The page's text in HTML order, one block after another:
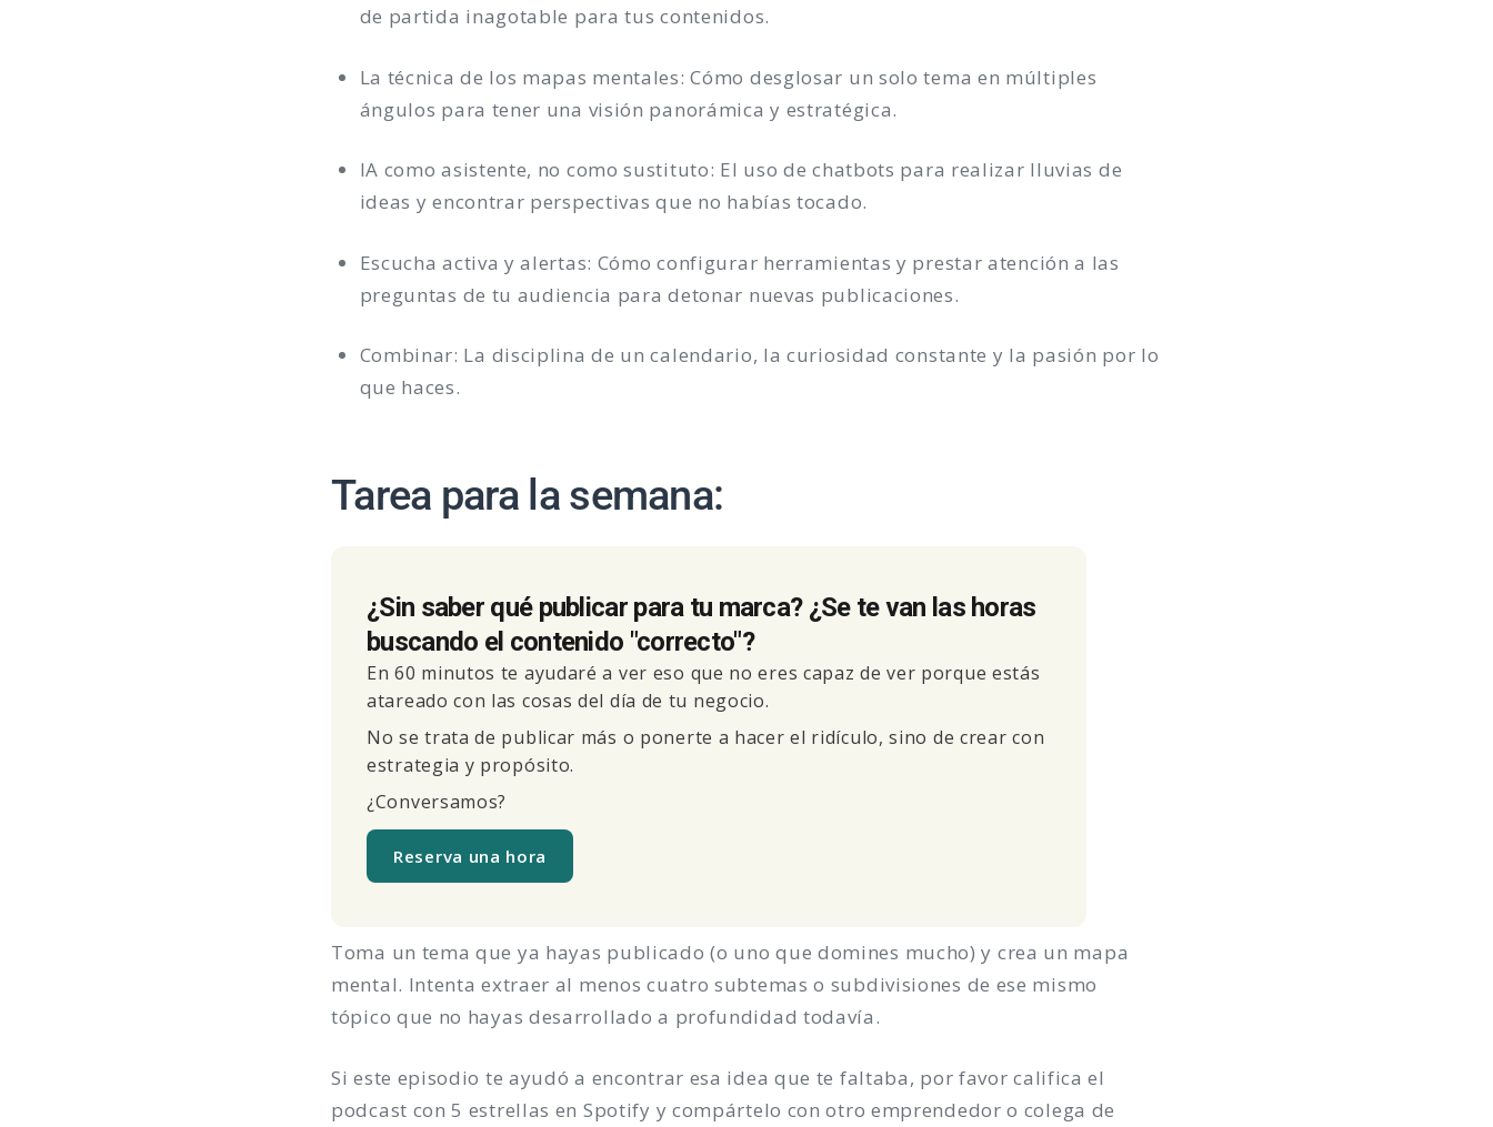
de partida inagotable para tus contenidos.
La técnica de los mapas mentales: Cómo desglosar un solo tema en múltiples
ángulos para tener una visión panorámica y estratégica.
IA como asistente, no como sustituto: El uso de chatbots para realizar lluvias de
ideas y encontrar perspectivas que no habías tocado.
Escucha activa y alertas: Cómo configurar herramientas y prestar atención a las
preguntas de tu audiencia para detonar nuevas publicaciones.
Combinar: La disciplina de un calendario, la curiosidad constante y la pasión por lo
que haces.
Tarea para la semana:
¿Sin saber qué publicar para tu marca? ¿Se te van las horas
buscando el contenido "correcto"?
En 60 minutos te ayudaré a ver eso que no eres capaz de ver porque estás
atareado con las cosas del día de tu negocio.
No se trata de publicar más o ponerte a hacer el ridículo, sino de crear con
estrategia y propósito.
¿Conversamos?
Reserva una hora
Toma un tema que ya hayas publicado (o uno que domines mucho) y crea un mapa
mental. Intenta extraer al menos cuatro subtemas o subdivisiones de ese mismo
tópico que no hayas desarrollado a profundidad todavía.
Si este episodio te ayudó a encontrar esa idea que te faltaba, por favor califica el
podcast con 5 estrellas en Spotify y compártelo con otro emprendedor o colega de